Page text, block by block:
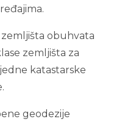
zemljišta obuhvata
zemljišta za
katastarske
geodezije